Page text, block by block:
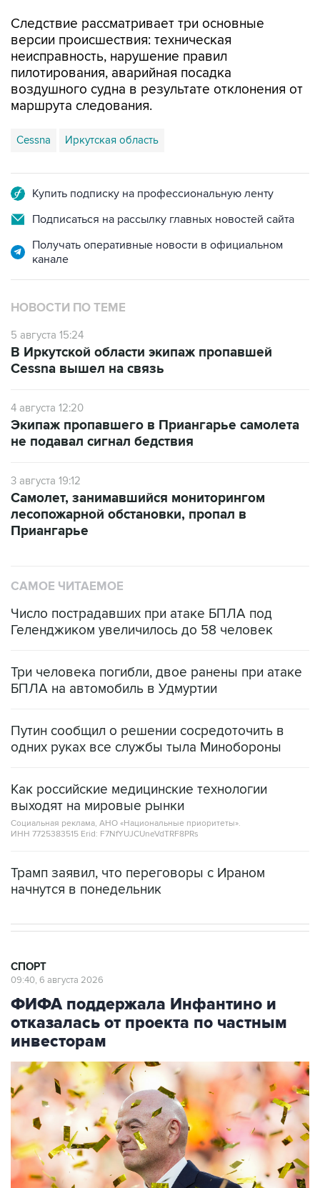
Следствие рассматривает три основные
версии происшествия: техническая
неисправность, нарушение правил
пилотирования, аварийная посадка
воздушного судна в результате отклонения от
маршрута следования.
Cessna Иркутская область
Купить подписку на профессиональную ленту
Подписаться на рассылку главных новостей сайта
Получать оперативные новости в официальном
канале
НОВОСТИ ПО ТЕМЕ
5 августа 15:24
В Иркутской области экипаж пропавшей
Cessna вышел на связь
4 августа 12:20
Экипаж пропавшего в Приангарье самолета
не подавал сигнал бедствия
3 августа 19:12
Самолет, занимавшийся мониторингом
лесопожарной обстановки, пропал в
Приангарье
САМОЕ ЧИТАЕМОЕ
Число пострадавших при атаке БПЛА под
Геленджиком увеличилось до 58 человек
Три человека погибли, двое ранены при атаке
БПЛА на автомобиль в Удмуртии
Путин сообщил о решении сосредоточить в
одних руках все службы тыла Минобороны
Как российские медицинские технологии
выходят на мировые рынки
Социальная реклама, АНО «Национальные приоритеты».
ИНН 7725383515 Erid: F7NfYUJCUneVdTRF8PRs
Трамп заявил, что переговоры с Ираном
начнутся в понедельник
СПОРТ
09:40, 6 августа 2026
ФИФА поддержала Инфантино и
отказалась от проекта по частным
инвесторам